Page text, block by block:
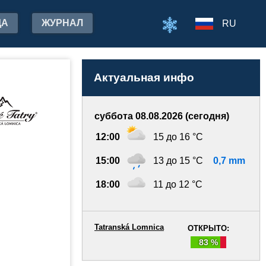
ЖУРНАЛ RU
Актуальная инфо
суббота 08.08.2026 (сегодня)
12:00 15 до 16 °C
15:00 13 до 15 °C 0,7 mm
18:00 11 до 12 °C
ОТКРЫТО:
83 %
Tatranská Lomnica